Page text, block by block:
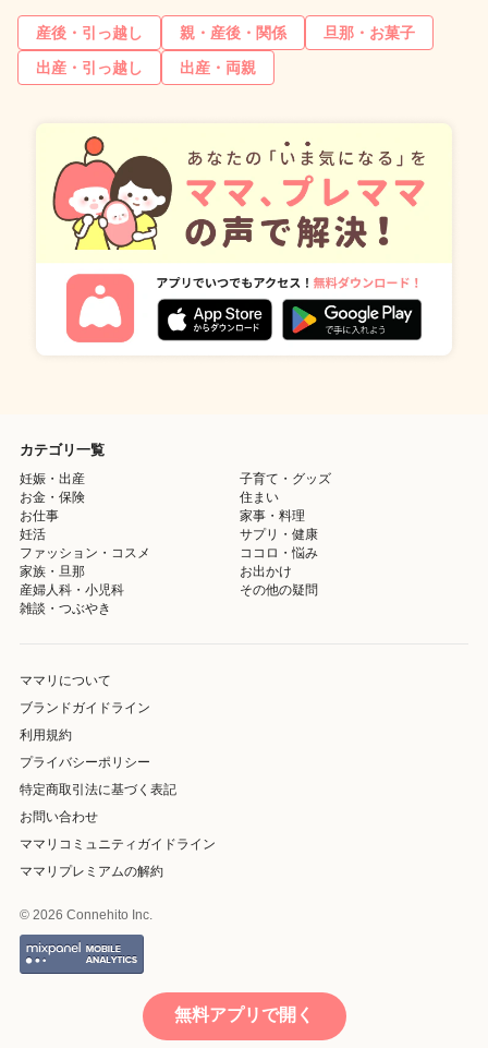
産後・引っ越し 親・産後・関係
旦那・お菓子
出産・引っ越し
出産・両親
カテゴリ一覧
妊娠・出産
子育て・グッズ
お金・保険
住まい
お仕事
家事・料理
妊活
サプリ・健康
ファッション・コスメ
ココロ・悩み
家族・旦那
お出かけ
産婦人科・小児科
その他の疑問
雑談・つぶやき
ママリについて
ブランドガイドライン
利用規約
プライバシーポリシー
特定商取引法に基づく表記
お問い合わせ
ママリコミュニティガイドライン
ママリプレミアムの解約
© 2026 Connehito Inc.
無料アプリで開く